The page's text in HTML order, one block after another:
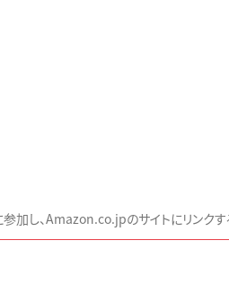
し、Amazon.co.jpのサイトにリンクす